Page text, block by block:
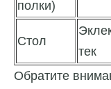
полки)
Стол
тек
Обратите